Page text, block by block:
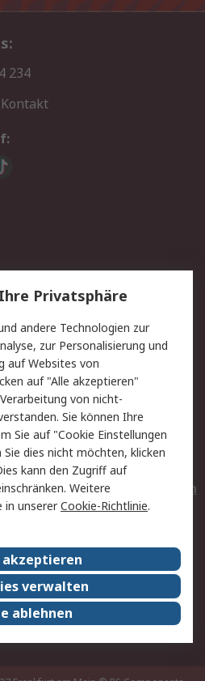
234
Lieferlösungen
Kontakt
Privatkunden
Datenschutz
Zahlungsbedingungen
Entsorgung
Elektrogeräte/Batterien
RS weltweit
Nachhaltigkeit
Presse-Center
Privatsphäre
andere Technologien zur
zur Personalisierung und
auf Websites von
auf "Alle akzeptieren"
von nicht-
Sie können Ihre
Sie auf "Cookie Einstellungen
dies nicht möchten, klicken
kann den Zugriff auf
Weitere
in unsererCookie-Richtlinie.
akzeptieren
verwalten
ablehnen